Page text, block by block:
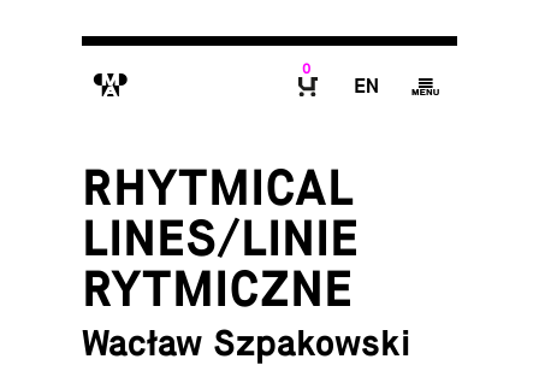
M
0
E g
RHYTMICAL
LINES/LINIE
RYTMICZNE
Wacław Szpakowski